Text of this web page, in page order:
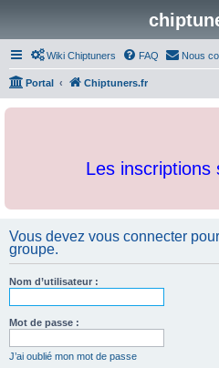
Wiki Chiptuners FAQ Nous
Portal Chiptuners.fr
Les inscriptions
Vous devez vous connecter
groupe.
Nom d’utilisateur :
Mot de passe :
J’ai oublié mon mot de passe